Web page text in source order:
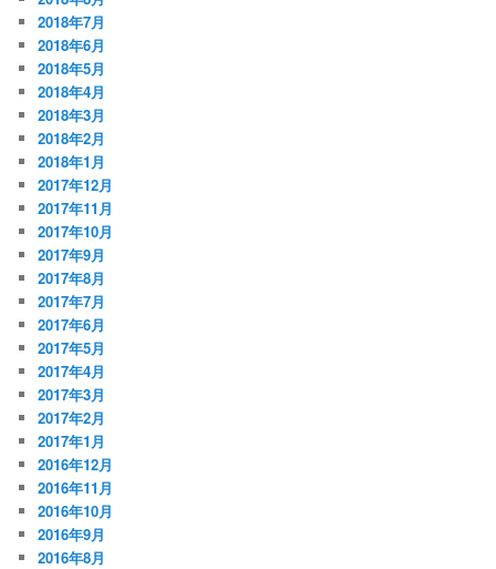
2018年7月
2018年6月
2018年5月
2018年4月
2018年3月
2018年2月
2018年1月
2017年12月
2017年11月
2017年10月
2017年9月
2017年8月
2017年7月
2017年6月
2017年5月
2017年4月
2017年3月
2017年2月
2017年1月
2016年12月
2016年11月
2016年10月
2016年9月
2016年8月